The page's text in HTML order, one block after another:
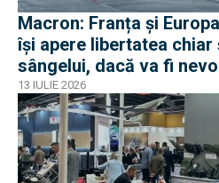
Macron: Franța și
își apere libertatea chiar
sângelui, dacă va fi
13 IULIE 2026